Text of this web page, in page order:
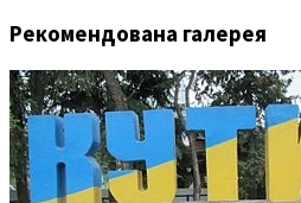
Рекомендована галерея